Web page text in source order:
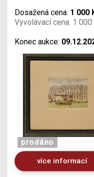
Dosažená cena: 1 000
Vyvolávací cena: 1 000
Konec aukce:
prodáno
více informací